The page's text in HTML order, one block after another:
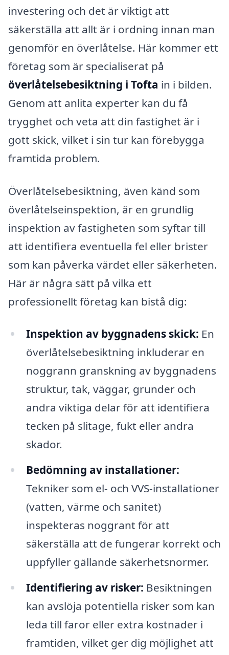
investering och det är viktigt att
säkerställa att allt är i ordning innan man
genomför en överlåtelse. Här kommer ett
företag som är specialiserat på
överlåtelsebesiktning i Tofta in i bilden.
Genom att anlita experter kan du få
trygghet och veta att din fastighet är i
gott skick, vilket i sin tur kan förebygga
framtida problem.
Överlåtelsebesiktning, även känd som
överlåtelseinspektion, är en grundlig
inspektion av fastigheten som syftar till
att identifiera eventuella fel eller brister
som kan påverka värdet eller säkerheten.
Här är några sätt på vilka ett
professionellt företag kan bistå dig:
Inspektion av byggnadens skick: En
överlåtelsebesiktning inkluderar en
noggrann granskning av byggnadens
struktur, tak, väggar, grunder och
andra viktiga delar för att identifiera
tecken på slitage, fukt eller andra
skador.
Bedömning av installationer:
Tekniker som el- och VVS-installationer
(vatten, värme och sanitet)
inspekteras noggrant för att
säkerställa att de fungerar korrekt och
uppfyller gällande säkerhetsnormer.
Identifiering av risker: Besiktningen
kan avslöja potentiella risker som kan
leda till faror eller extra kostnader i
framtiden, vilket ger dig möjlighet att